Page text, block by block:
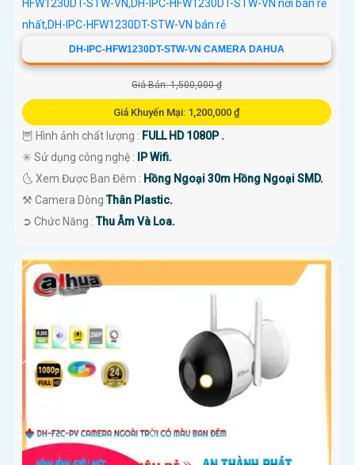
DH-IPC-HFW1230DT-STW-VN CAMERA DAHUA
Giá Bán: 1,500,000 ₫
Giá Khuyến Mại: 1,200,000 ₫
🦉 Hình ảnh chất lượng : FULL HD 1080P .
✳️ Sử dụng công nghệ :
IP Wifi.
🌜 Xem Được Ban Đêm : Hồng Ngoại 30m Hồng Ngoại SMD.
⚒ Camera DòngThân Plastic.
️➲ Chức Năng :Thu Âm Và Loa.